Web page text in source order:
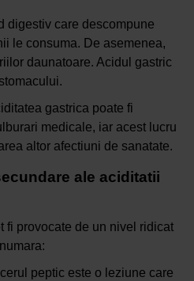
digestiv care descompune
le consuma. De asemenea,
daunatoare. Acidul gastric
gastrica poate fi
medicale, iar acest lucru
altor afectiuni de sanatate.
ale aciditatii
fi provocate de un nivel ridicat
peptic este o leziune care